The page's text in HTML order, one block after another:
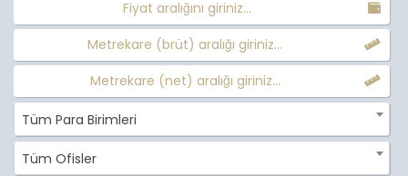
Fiyat aralığını giriniz...
Metrekare (brüt) aralığı giriniz...
Metrekare (net) aralığı giriniz...
Tüm Para Birimleri
Tüm Ofisler